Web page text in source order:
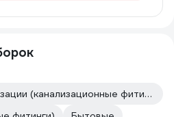
Для внутренней канализации (канализационные фитинги)